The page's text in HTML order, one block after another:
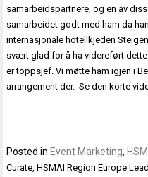
samarbeidspartnere, og en av
samarbeidet godt med ham da
internasjonale hotellkjeden
svært glad for å ha videreført
er toppsjef. Vi møtte ham igjen i
arrangement der. Se den korte
Posted in Event Marketing,
Curate,HSMAI Region Europe